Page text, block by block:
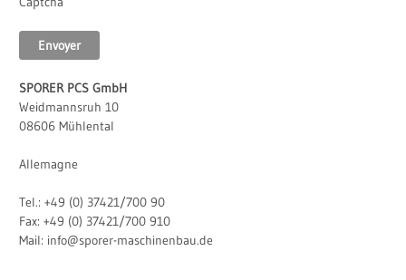
Envoyer
Ergänzendes
SPORER PCS GmbH
Weidmannsruh 10
08606 Mühlental
Allemagne
Tel.: +49 (0) 37421/700 90
Fax: +49 (0) 37421/700 910
Mail: info@sporer-maschinenbau.de